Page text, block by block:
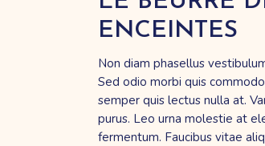
ENCEINTES
Non diam phasellus
Sed odio morbi quis
semper quis lectus nulla at.
purus. Leo urna molestie at
fermentum. Faucibus vitae